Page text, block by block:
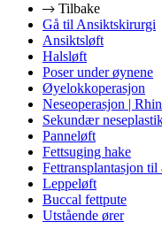
Tilbake
Gå til Ansiktskirurgi
Ansiktsløft
Halsløft
Poser under øynene
Øyelokkoperasjon
Neseoperasjon |
Sekundær
Panneløft
Fettsuging hake
Fettransplantasjon til
Leppeløft
Buccal fettpute
Utstående ører